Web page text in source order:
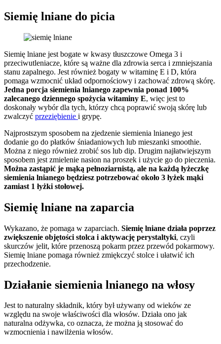
Siemię lniane do picia
Siemię lniane jest bogate w kwasy tłuszczowe Omega 3 i
przeciwutleniacze, które są ważne dla zdrowia serca i zmniejszania
stanu zapalnego. Jest również bogaty w witaminę E i D, która
pomaga wzmocnić układ odpornościowy i zachować zdrową skórę.
Jedna porcja siemienia lnianego zapewnia ponad 100%
zalecanego dziennego spożycia witaminy E, więc jest to
doskonały wybór dla tych, którzy chcą poprawić swoją skórę lub
zwalczyć przeziębienie i grypę.
Najprostszym sposobem na zjedzenie siemienia lnianego jest
dodanie go do płatków śniadaniowych lub mieszanki smoothie.
Można z niego również zrobić sos lub dip. Drugim najłatwiejszym
sposobem jest zmielenie nasion na proszek i użycie go do pieczenia.
Można zastąpić je mąką pełnoziarnistą, ale na każdą łyżeczkę
siemienia lnianego będziesz potrzebować około 3 łyżek mąki
zamiast 1 łyżki stołowej.
Siemię lniane na zaparcia
Wykazano, że pomaga w zaparciach. Siemię lniane działa poprzez
zwiększenie objętości stolca i aktywację perystaltyki, czyli
skurczów jelit, które przenoszą pokarm przez przewód pokarmowy.
Siemię lniane pomaga również zmiękczyć stolce i ułatwić ich
przechodzenie.
Działanie siemienia lnianego na włosy
Jest to naturalny składnik, który był używany od wieków ze
względu na swoje właściwości dla włosów. Działa ono jak
naturalna odżywka, co oznacza, że można ją stosować do
wzmocnienia i nawilżenia włosów.